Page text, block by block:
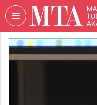
Fejléc kihagyása Menü kihagyása
VIDEOTORIUM